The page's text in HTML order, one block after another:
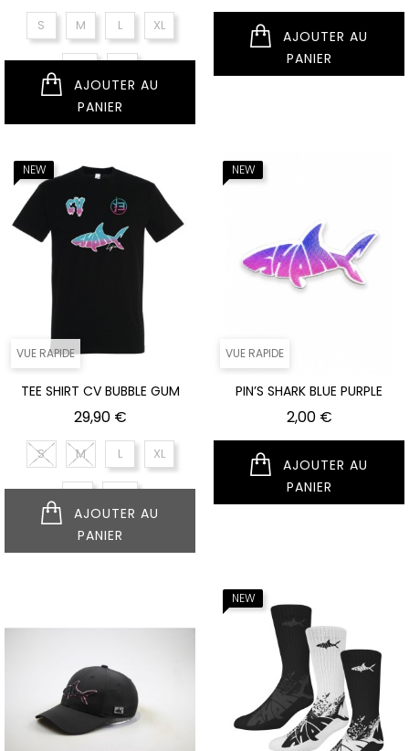
S M L XL
XXL XS
PANIER
PANIER
VUE RAPIDE
NEUF
TEE SHIRT CV BUBBLE GUM
29,90 €Prix
S M L XL
XS XXL
PANIER
VUE RAPIDE
NEUF
PIN’S SHARK BLUE PURPLE
2,00 €Prix
PANIER
NEUF